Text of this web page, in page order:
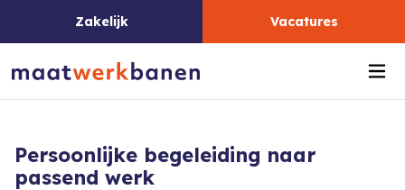
Zakelijk Vacatures
Persoonlijke begeleiding naar
passend werk